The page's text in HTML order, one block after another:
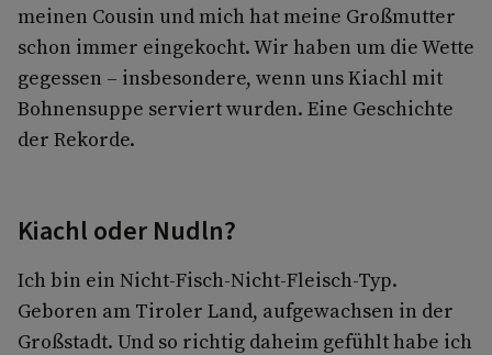
meinen Cousin und mich hat meine Großmutter
schon immer eingekocht. Wir haben um die Wette
gegessen – insbesondere, wenn uns Kiachl mit
Bohnensuppe serviert wurden. Eine Geschichte
der Rekorde.
Kiachl oder Nudln?
Ich bin ein Nicht-Fisch-Nicht-Fleisch-Typ.
Geboren am Tiroler Land, aufgewachsen in der
Großstadt. Und so richtig daheim gefühlt habe ich